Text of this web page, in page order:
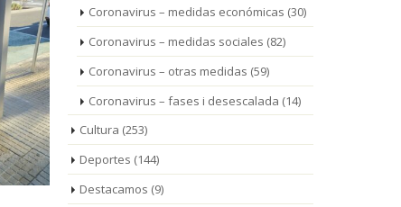
Coronavirus – medidas económicas (30)
Coronavirus – medidas sociales (82)
Coronavirus – otras medidas (59)
Coronavirus – fases i desescalada (14)
Cultura (253)
Deportes (144)
Destacamos (9)